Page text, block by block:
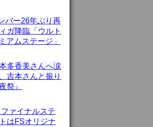
バー26年ぶり再
ガ降臨「ウルト
アムステージ」
多香美さんへ涙
吉本さんと振り
祭』
ァイナルステ
はFSオリジナ